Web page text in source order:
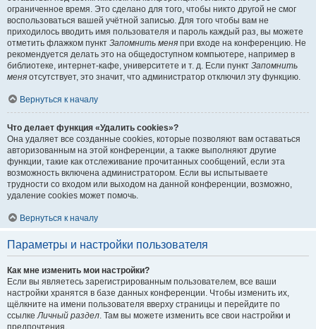
ограниченное время. Это сделано для того, чтобы никто другой не смог
воспользоваться вашей учётной записью. Для того чтобы вам не
приходилось вводить имя пользователя и пароль каждый раз, вы можете
отметить флажком пункт Запомнить меня при входе на конференцию. Не
рекомендуется делать это на общедоступном компьютере, например в
библиотеке, интернет-кафе, университете и т. д. Если пункт Запомнить
меня отсутствует, это значит, что администратор отключил эту функцию.
Вернуться к началу
Что делает функция «Удалить cookies»?
Она удаляет все созданные cookies, которые позволяют вам оставаться
авторизованным на этой конференции, а также выполняют другие
функции, такие как отслеживание прочитанных сообщений, если эта
возможность включена администратором. Если вы испытываете
трудности со входом или выходом на данной конференции, возможно,
удаление cookies может помочь.
Вернуться к началу
Параметры и настройки пользователя
Как мне изменить мои настройки?
Если вы являетесь зарегистрированным пользователем, все ваши
настройки хранятся в базе данных конференции. Чтобы изменить их,
щёлкните на имени пользователя вверху страницы и перейдите по
ссылкеЛичный раздел. Там вы можете изменить все свои настройки и
предпочтения.